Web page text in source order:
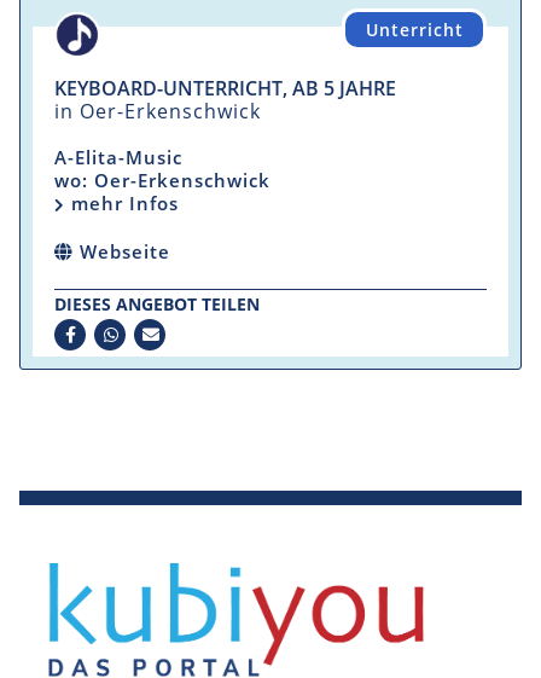
Unterricht
KEYBOARD-UNTERRICHT, AB 5 JAHRE
in Oer-Erkenschwick
A-Elita-Music
wo: Oer-Erkenschwick
mehr Infos
Webseite
DIESES ANGEBOT TEILEN